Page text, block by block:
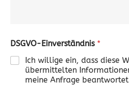
DSGVO-Einverständnis *
Ich willige ein, dass diese
übermittelten
meine Anfrage